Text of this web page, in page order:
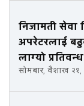
निजामती सेवा
अपरेटरलाई
लाग्यो प्रतिवन्ध
सोमबार, वैशाख २१,